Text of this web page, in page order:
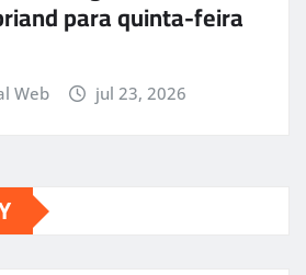
para quinta-feira
Web jul 23, 2026